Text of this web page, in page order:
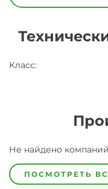
Класс:
ЗаводЗавод-
предпочел
скрыть
Не найдено
ПОСМОТРЕТЬ